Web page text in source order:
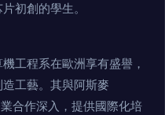
初創的學生。
工程系在歐洲享有盛譽，
工藝。其與阿斯麥
合作深入，提供國際化培